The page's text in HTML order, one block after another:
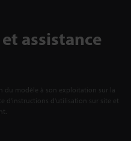
assistance
du modèle à son exploitation sur la
d'instructions d'utilisation sur site et